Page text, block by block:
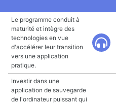
Le programme conduit à
maturité et intègre des
technologies en vue
d'accélérer leur transition
vers une application
pratique.
Investir dans une
application de sauvegarde
de l'ordinateur puissant qui